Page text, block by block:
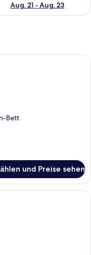
Aug. 21 - Aug. 23
mit einem großen
Bett
und Preise sehen
mit Bett,